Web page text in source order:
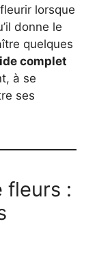
lorsque
donne le
quelques
complet
à se
ses
fleurs :